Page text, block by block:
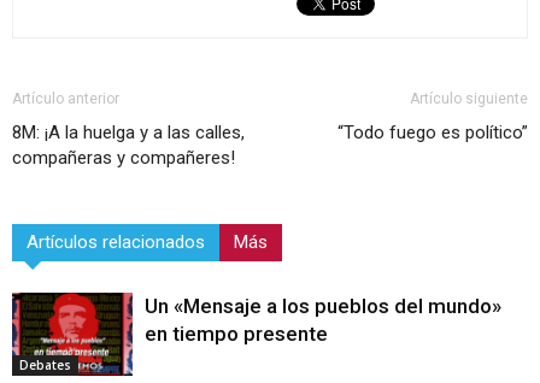
Artículo anterior
8M: ¡A la huelga y a las calles,
compañeras y compañeres!
Artículo siguiente
“Todo fuego es político”
Artículos relacionados Más
Debates
Un «Mensaje a los pueblos del mundo»
en tiempo presente